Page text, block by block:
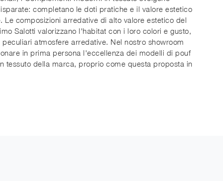
completano le doti pratiche e il valore estetico
Le composizioni arredative di alto valore estetico del
Salotti valorizzano l'habitat con i loro colori e gusto,
atmosfere arredative. Nel nostro showroom
in prima persona l'eccellenza dei modelli di pouf
tessuto della marca, proprio come questa proposta in